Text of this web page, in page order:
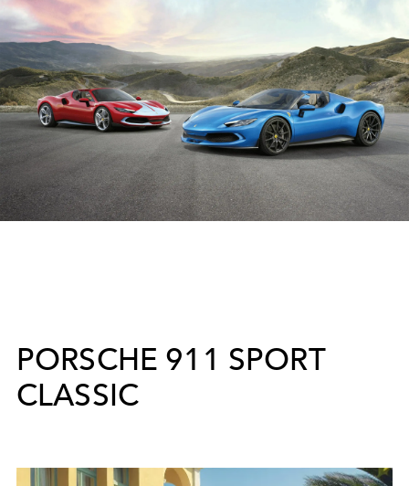
PORSCHE 911 SPORT
CLASSIC